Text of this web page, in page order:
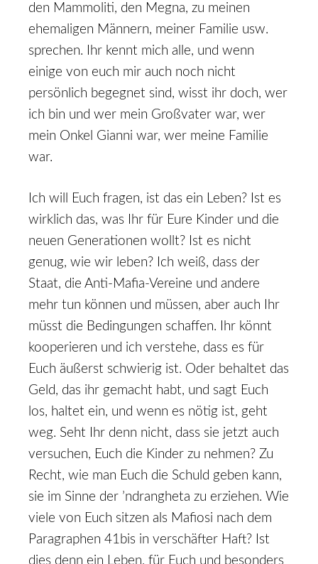
den Mammoliti, den Megna, zu meinen
ehemaligen Männern, meiner Familie usw.
sprechen. Ihr kennt mich alle, und wenn
einige von euch mir auch noch nicht
persönlich begegnet sind, wisst ihr doch, wer
ich bin und wer mein Großvater war, wer
mein Onkel Gianni war, wer meine Familie
war.
Ich will Euch fragen, ist das ein Leben? Ist es
wirklich das, was Ihr für Eure Kinder und die
neuen Generationen wollt? Ist es nicht
genug, wie wir leben? Ich weiß, dass der
Staat, die Anti-Mafia-Vereine und andere
mehr tun können und müssen, aber auch Ihr
müsst die Bedingungen schaffen. Ihr könnt
kooperieren und ich verstehe, dass es für
Euch äußerst schwierig ist. Oder behaltet das
Geld, das ihr gemacht habt, und sagt Euch
los, haltet ein, und wenn es nötig ist, geht
weg. Seht Ihr denn nicht, dass sie jetzt auch
versuchen, Euch die Kinder zu nehmen? Zu
Recht, wie man Euch die Schuld geben kann,
sie im Sinne der ’ndrangheta zu erziehen. Wie
viele von Euch sitzen als Mafiosi nach dem
Paragraphen 41bis in verschäfter Haft? Ist
dies denn ein Leben, für Euch und besonders